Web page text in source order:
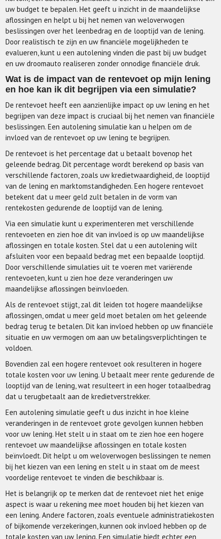
uw budget te bepalen. Het geeft u inzicht in de maandelijkse
aflossingen en helpt u bij het nemen van weloverwogen
beslissingen over het leenbedrag en de looptijd van de lening.
Door realistisch te zijn en uw financiële mogelijkheden te
evalueren, kunt u een autolening vinden die past bij uw budget
en uw droomauto realiseren zonder onnodige financiële druk.
Wat is de impact van de rentevoet op mijn lening
en hoe kan ik dit begrijpen via een simulatie?
De rentevoet heeft een aanzienlijke impact op uw lening en het
begrijpen van deze impact is cruciaal bij het nemen van financiële
beslissingen. Een autolening simulatie kan u helpen om de
invloed van de rentevoet op uw lening te begrijpen.
De rentevoet is het percentage dat u betaalt bovenop het
geleende bedrag. Dit percentage wordt berekend op basis van
verschillende factoren, zoals uw kredietwaardigheid, de looptijd
van de lening en marktomstandigheden. Een hogere rentevoet
betekent dat u meer geld zult betalen in de vorm van
rentekosten gedurende de looptijd van de lening.
Via een simulatie kunt u experimenteren met verschillende
rentevoeten en zien hoe dit van invloed is op uw maandelijkse
aflossingen en totale kosten. Stel dat u een autolening wilt
afsluiten voor een bepaald bedrag met een bepaalde looptijd.
Door verschillende simulaties uit te voeren met variërende
rentevoeten, kunt u zien hoe deze veranderingen uw
maandelijkse aflossingen beïnvloeden.
Als de rentevoet stijgt, zal dit leiden tot hogere maandelijkse
aflossingen, omdat u meer geld moet betalen om het geleende
bedrag terug te betalen. Dit kan invloed hebben op uw financiële
situatie en uw vermogen om aan uw betalingsverplichtingen te
voldoen.
Bovendien zal een hogere rentevoet ook resulteren in hogere
totale kosten voor uw lening. U betaalt meer rente gedurende de
looptijd van de lening, wat resulteert in een hoger totaalbedrag
dat u terugbetaalt aan de kredietverstrekker.
Een autolening simulatie geeft u dus inzicht in hoe kleine
veranderingen in de rentevoet grote gevolgen kunnen hebben
voor uw lening. Het stelt u in staat om te zien hoe een hogere
rentevoet uw maandelijkse aflossingen en totale kosten
beïnvloedt. Dit helpt u om weloverwogen beslissingen te nemen
bij het kiezen van een lening en stelt u in staat om de meest
voordelige rentevoet te vinden die beschikbaar is.
Het is belangrijk op te merken dat de rentevoet niet het enige
aspect is waar u rekening mee moet houden bij het kiezen van
een lening. Andere factoren, zoals eventuele administratiekosten
of bijkomende verzekeringen, kunnen ook invloed hebben op de
totale kosten van uw lening. Een simulatie biedt echter een